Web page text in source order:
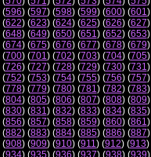
(596) (597) (598) (599) (600) (601
(622) (623) (624) (625) (626) (627
(648) (649) (650) (651) (652) (653
(674) (675) (676) (677) (678) (679
(700) (701) (702) (703) (704) (705
(726) (727) (728) (729) (730) (731
(752) (753) (754) (755) (756) (757
(778) (779) (780) (781) (782) (783
(804) (805) (806) (807) (808) (809
(830) (831) (832) (833) (834) (835
(856) (857) (858) (859) (860) (861
(882) (883) (884) (885) (886) (887
(908) (909) (910) (911) (912) (913)